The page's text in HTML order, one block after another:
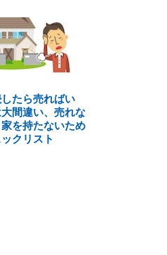
したら売ればい
間違い、売れな
を持たないため
クリスト